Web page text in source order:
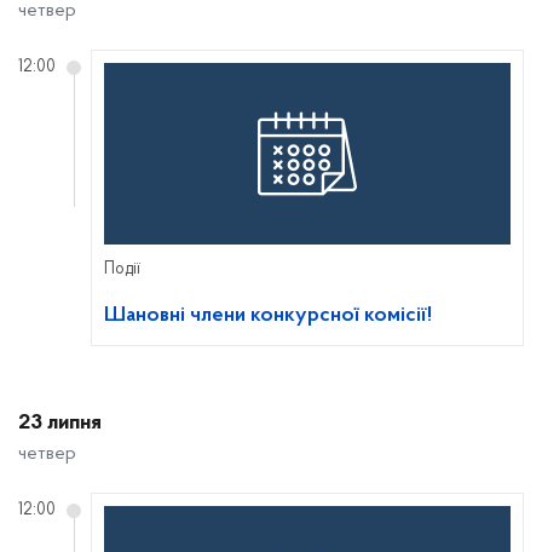
четвер
Події
Шановні члени конкурсної комісії!
12:00
23 липня
четвер
12:00